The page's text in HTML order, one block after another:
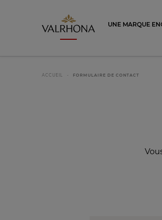
Valrhona - Imaginons
UNE MARQUE
ACCUEIL FORMULAIRE DE CONTACT